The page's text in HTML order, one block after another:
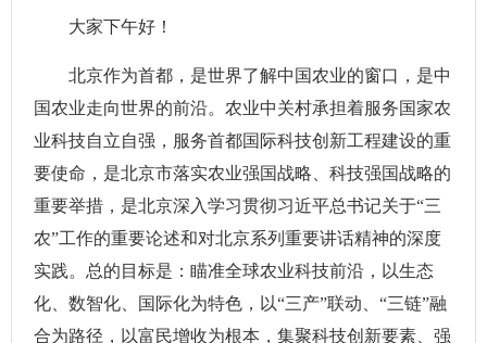
大家下午好！
北京作为首都，是世界了解中国农业的窗口，是中
国农业走向世界的前沿。农业中关村承担着服务国家农
业科技自立自强，服务首都国际科技创新工程建设的重
要使命，是北京市落实农业强国战略、科技强国战略的
重要举措，是北京深入学习贯彻习近平总书记关于“三
农”工作的重要论述和对北京系列重要讲话精神的深度
实践。总的目标是：瞄准全球农业科技前沿，以生态
化、数智化、国际化为特色，以“三产”联动、“三链”融
合为路径，以富民增收为根本，集聚科技创新要素、强